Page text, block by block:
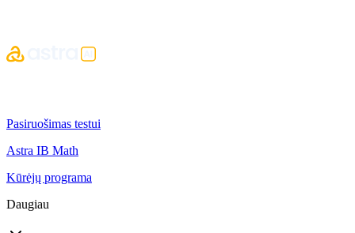
Pasiruošimas testui
Astra IB Math
Kūrėjų programa
Daugiau